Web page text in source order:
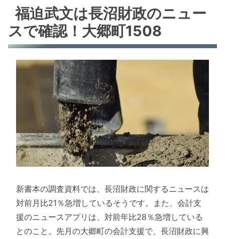
福迫武文は長沼財政のニュー
スで確認！大郷町1508
新書本の調査資料では、長沼財政に関するニュースは
対前月比21％急増しているそうです。また、会計支
援のニュースアプリは、対前年比28％急増している
とのこと。先月の大郷町の会計支援で、長沼財政に興